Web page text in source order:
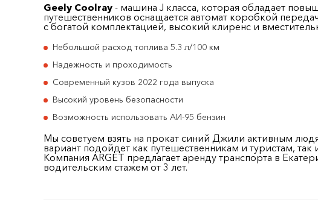
Geely Coolray - машина J класса, которая обладает
путешественников оснащается автомат коробкой
с богатой комплектацией, высокий клиренс и
Небольшой расход топлива 5.3 л/100 км
Надежность и проходимость
Современный кузов 2022 года выпуска
Высокий уровень безопасности
Возможность использовать АИ-95 бензин
Мы советуем взять на прокат синий Джили активным
вариант подойдет как путешественникам и туристам,
Компания ARGET предлагает аренду транспорта в
водительским стажем от 3 лет.